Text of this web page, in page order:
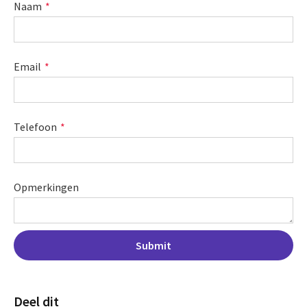
Naam
Email
Telefoon
Opmerkingen
Deel dit